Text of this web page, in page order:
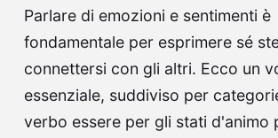
Parlare di emozioni e sentimenti è
fondamentale per esprimere sé
connettersi con gli altri. Ecco un
essenziale, suddiviso per
verbo essere per gli stati d'animo